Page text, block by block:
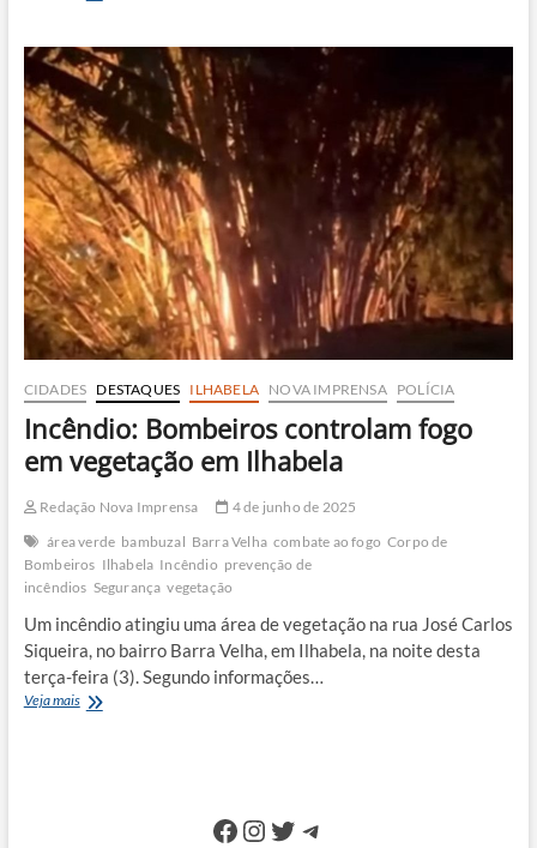
seletivo
com
mais
de
240
oportunidades
para
brigadistas
florestais
CIDADES DESTAQUES ILHABELA NOVA IMPRENSA POLÍCIA
Incêndio: Bombeiros controlam fogo
em vegetação em Ilhabela
Redação Nova Imprensa
4 de junho de 2025
área verde bambuzal Barra Velha combate ao fogo Corpo de
Bombeiros Ilhabela Incêndio prevenção de
incêndios Segurança vegetação
Um incêndio atingiu uma área de vegetação na rua José Carlos
Siqueira, no bairro Barra Velha, em Ilhabela, na noite desta
terça-feira (3). Segundo informações…
Veja maisIncêndio:
Facebook
Instagram
Twitter
Telegram